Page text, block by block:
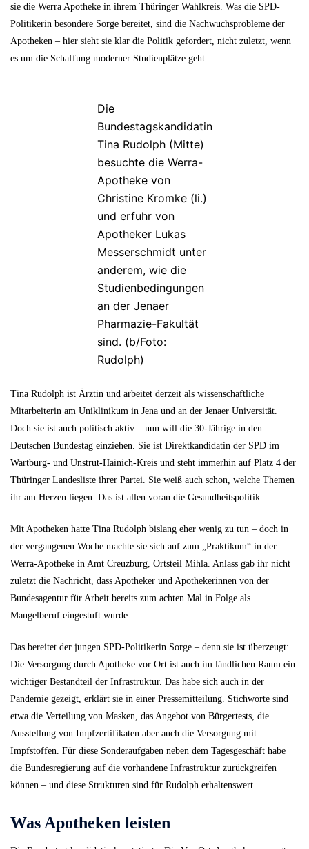
sie die Werra Apotheke in ihrem Thüringer Wahlkreis. Was die SPD-
Politikerin besondere Sorge bereitet, sind die Nachwuchsprobleme der
Apotheken – hier sieht sie klar die Politik gefordert, nicht zuletzt, wenn
es um die Schaffung moderner Studienplätze geht.
Die
Bundestagskandidatin
Tina Rudolph (Mitte)
besuchte die Werra-
Apotheke von
Christine Kromke (li.)
und erfuhr von
Apotheker Lukas
Messerschmidt unter
anderem, wie die
Studienbedingungen
an der Jenaer
Pharmazie-Fakultät
sind. (b/Foto:
Rudolph)
Tina Rudolph ist Ärztin und arbeitet derzeit als wissenschaftliche
Mitarbeiterin am Uniklinikum in Jena und an der Jenaer Universität.
Doch sie ist auch politisch aktiv – nun will die 30-Jährige in den
Deutschen Bundestag einziehen. Sie ist Direktkandidatin der SPD im
Wartburg- und Unstrut-Hainich-Kreis und steht immerhin auf Platz 4 der
Thüringer Landesliste ihrer Partei. Sie weiß auch schon, welche Themen
ihr am Herzen liegen: Das ist allen voran die Gesundheitspolitik.
Mit Apotheken hatte Tina Rudolph bislang eher wenig zu tun – doch in
der vergangenen Woche machte sie sich auf zum „Praktikum“ in der
Werra-Apotheke in Amt Creuzburg, Ortsteil Mihla. Anlass gab ihr nicht
zuletzt die Nachricht, dass Apotheker und Apothekerinnen von der
Bundesagentur für Arbeit bereits zum achten Mal in Folge als
Mangelberuf eingestuft wurde.
Das bereitet der jungen SPD-Politikerin Sorge – denn sie ist überzeugt:
Die Versorgung durch Apotheke vor Ort ist auch im ländlichen Raum ein
wichtiger Bestandteil der Infrastruktur. Das habe sich auch in der
Pandemie gezeigt, erklärt sie in einer Pressemitteilung. Stichworte sind
etwa die Verteilung von Masken, das Angebot von Bürgertests, die
Ausstellung von Impfzertifikaten aber auch die Versorgung mit
Impfstoffen. Für diese Sonderaufgaben neben dem Tagesgeschäft habe
die Bundesregierung auf die vorhandene Infrastruktur zurückgreifen
können – und diese Strukturen sind für Rudolph erhaltenswert.
Was Apotheken leisten